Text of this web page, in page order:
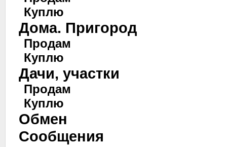
Куплю
Дома. Пригород
Продам
Куплю
Дачи, участки
Продам
Куплю
Обмен
Сообщения